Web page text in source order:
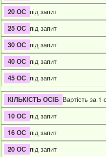
під запит
під запит
під запит
під запит
під запит
Вартість за 1
під запит
під запит
під запит